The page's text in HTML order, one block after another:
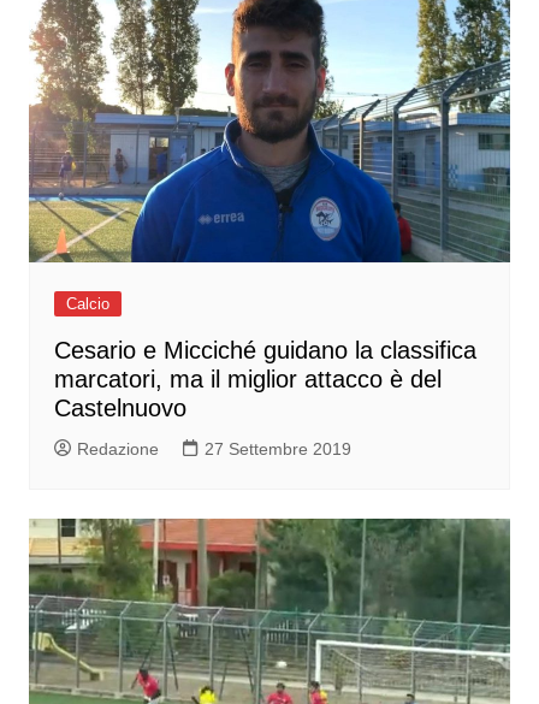
Calcio
Cesario e Micciché guidano la classifica
marcatori, ma il miglior attacco è del
Castelnuovo
Redazione 27 Settembre 2019